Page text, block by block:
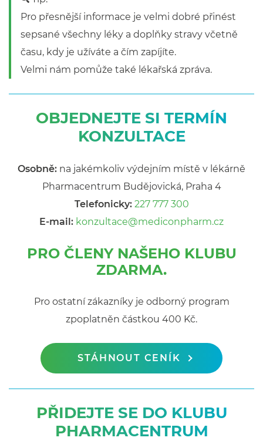
Pro přesnější informace je velmi dobré přinést
sepsané všechny léky a doplňky stravy včetně
času, kdy je užíváte a čím zapíjíte.
Velmi nám pomůže také lékařská zpráva.
OBJEDNEJTE SI TERMÍN
KONZULTACE
Osobně: na jakémkoliv výdejním místě v lékárně
Pharmacentrum Budějovická, Praha 4
Telefonicky: 227 777 300
E-mail: konzultace@mediconpharm.cz
PRO ČLENY NAŠEHO KLUBU
ZDARMA.
Pro ostatní zákazníky je odborný program
zpoplatněn částkou 400 Kč.
STÁHNOUT CENÍK
PŘIDEJTE SE DO KLUBU
PHARMACENTRUM